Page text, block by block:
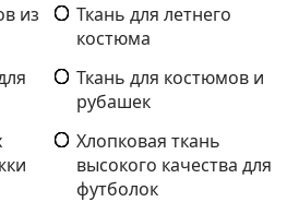
из
Ткань для летнего
костюма
Ткань для костюмов и
рубашек
Хлопковая ткань
высокого качества для
футболок